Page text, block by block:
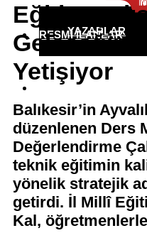
YAZARLAR
RESMI İLANLAR
KÜNYE
Eğitim
Geleceğin
Yetişiyor
Balıkesir’in
düzenlenen Ders
Değerlendirme
teknik eğitimin
yönelik stratejik
getirdi. İl Millî
Kal,